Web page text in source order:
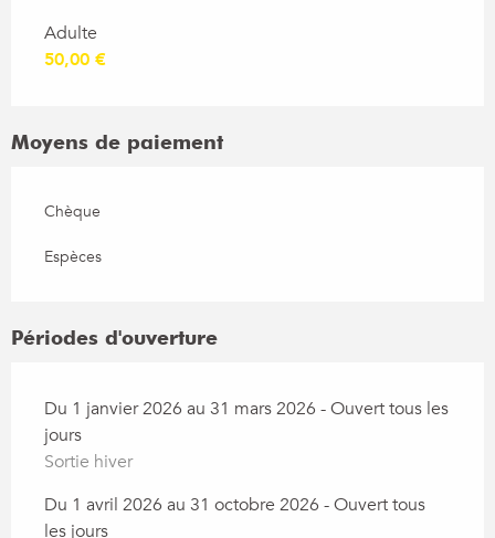
Adulte
50,00 €
Moyens de paiement
Chèque
Espèces
Périodes d'ouverture
Du 1 janvier 2026 au 31 mars 2026 - Ouvert tous les
jours
Sortie hiver
Du 1 avril 2026 au 31 octobre 2026 - Ouvert tous
les jours